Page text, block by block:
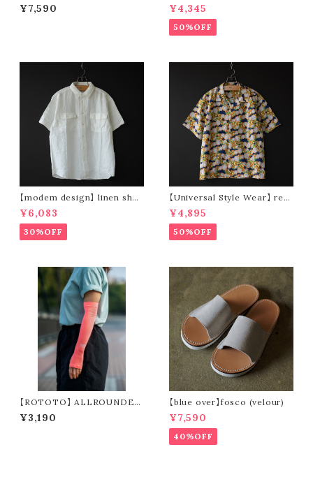
ction】 60s〜 s/s open colla
r shirt
¥7,590
ve check shirt
¥4,345
50%OFF
【modem design】 linen shor
t sleeve shirt (white)
¥6,083
30%OFF
【Universal Style Wear】 res
ort shirt (yellow × blue)
¥4,895
50%OFF
【ROTOTO】 ALLROUNDER
¥3,190
【blue over】fosco (velour)
¥7,590
40%OFF